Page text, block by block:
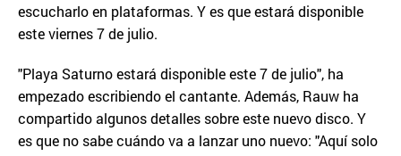
escucharlo en plataformas. Y es que estará disponible
este viernes 7 de julio.
"Playa Saturno estará disponible este 7 de julio", ha
empezado escribiendo el cantante. Además, Rauw ha
compartido algunos detalles sobre este nuevo disco. Y
es que no sabe cuándo va a lanzar uno nuevo: "Aquí solo